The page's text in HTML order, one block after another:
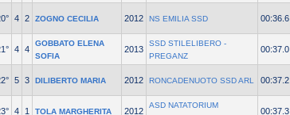
4 2 ZOGNO CECILIA 2012 NS EMILIA SSD 00:36.6
4 4
GOBBATO ELENA
SOFIA
2013
SSD STILELIBERO -
PREGANZ
00:37.0
5 3 DILIBERTO MARIA 2012 RONCADENUOTO SSD ARL 00:37.2
4 1 TOLA MARGHERITA 2012
ASD NATATORIUM
00:37.3